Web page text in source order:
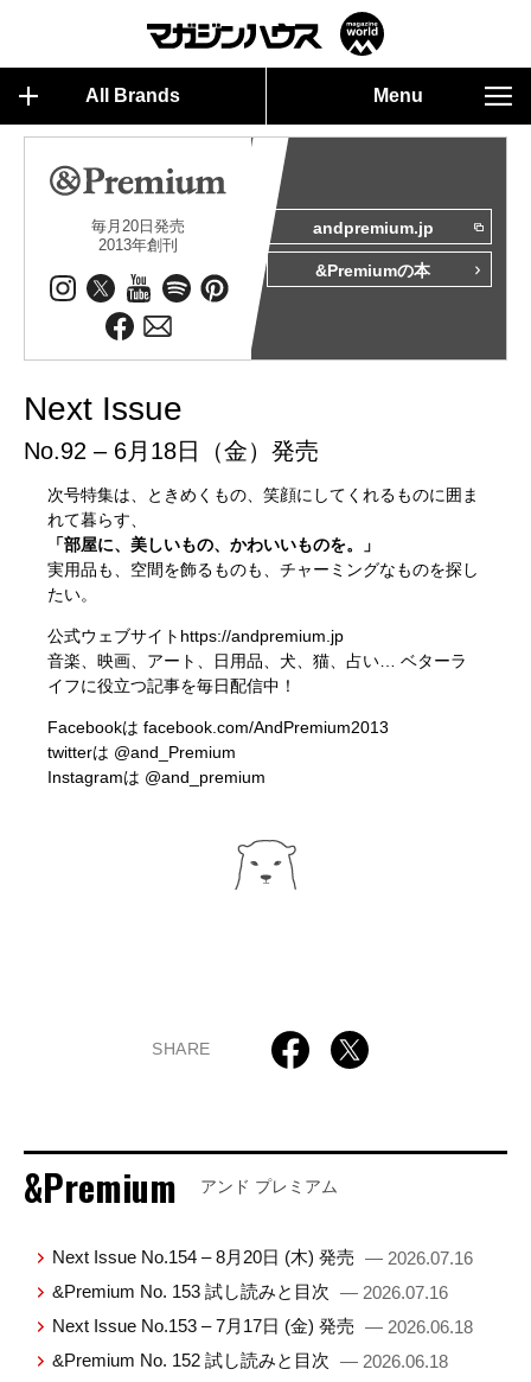
All Brands Menu
毎月20日発売
2013年創刊
andpremium.jp
&Premiumの本
Next Issue
No.92 – 6月18日（金）発売
次号特集は、ときめくもの、笑顔にしてくれるものに囲ま
れて暮らす、
「部屋に、美しいもの、かわいいものを。」
実用品も、空間を飾るものも、チャーミングなものを探し
たい。
公式ウェブサイト https://andpremium.jp
音楽、映画、アート、日用品、犬、猫、占い… ベターラ
イフに役立つ記事を毎日配信中！
Facebookはfacebook.com/AndPremium2013
twitterは @and_Premium
Instagramは @and_premium
SHARE
&Premium アンド プレミアム
Next Issue No.154 – 8月20日 (木) 発売 — 2026.07.16
&Premium No. 153 試し読みと目次 — 2026.07.16
Next Issue No.153 – 7月17日 (金) 発売 — 2026.06.18
&Premium No. 152 試し読みと目次 — 2026.06.18